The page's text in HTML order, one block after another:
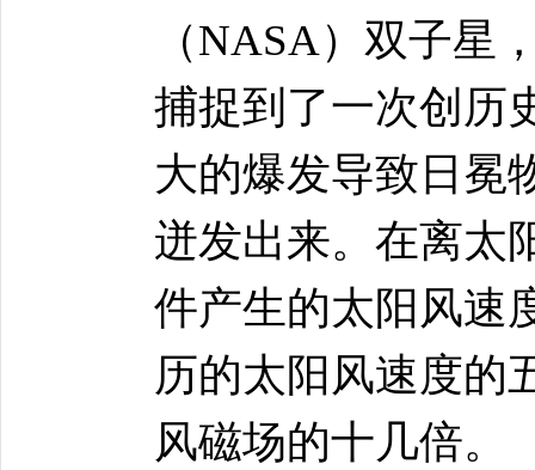
（NASA）双子星
捕捉到了一次创历
大的爆发导致日冕
迸发出来。在离太
件产生的太阳风速
历的太阳风速度的
风磁场的十几倍。